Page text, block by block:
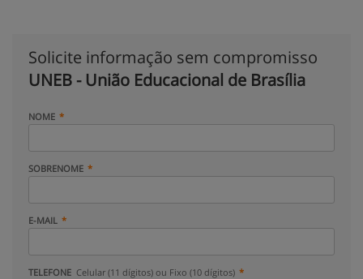
Solicite informação sem compromisso
UNEB - União Educacional de Brasília
NOME
SOBRENOME
E-MAIL
TELEFONE Celular (11 dígitos) ou Fixo (10 dígitos)